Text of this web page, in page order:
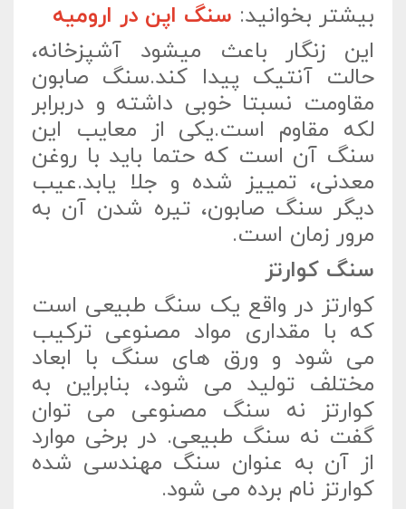
بیشتر بخوانید: سنگ اپن در ارومیه
این زنگار باعث میشود آشپزخانه،
حالت آنتیک پیدا کند.سنگ صابون
مقاومت نسبتا خوبی داشته و دربرابر
لکه مقاوم است.یکی از معایب این
سنگ آن است که حتما باید با روغن
معدنی، تمییز شده و جلا یابد.عیب
دیگر سنگ صابون، تیره شدن آن به
مرور زمان است.
سنگ کوارتز
کوارتز در واقع یک سنگ طبیعی است
که با مقداری مواد مصنوعی ترکیب
می شود و ورق های سنگ با ابعاد
مختلف تولید می شود، بنابراین به
کوارتز نه سنگ مصنوعی می توان
گفت نه سنگ طبیعی. در برخی موارد
از آن به عنوان سنگ مهندسی شده
کوارتز نام برده می شود.